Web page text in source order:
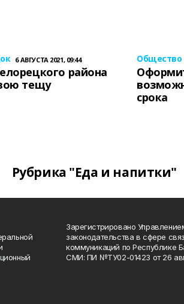
6 АВГУСТА 2021, 09:44
района
тещу
Общество
срока
Рубрика "Еда и напитки"
Зарегистрировано
законодательства в сфере
коммуникаций по Республике
СМИ: ПИ №ТУ02-01423 от 26